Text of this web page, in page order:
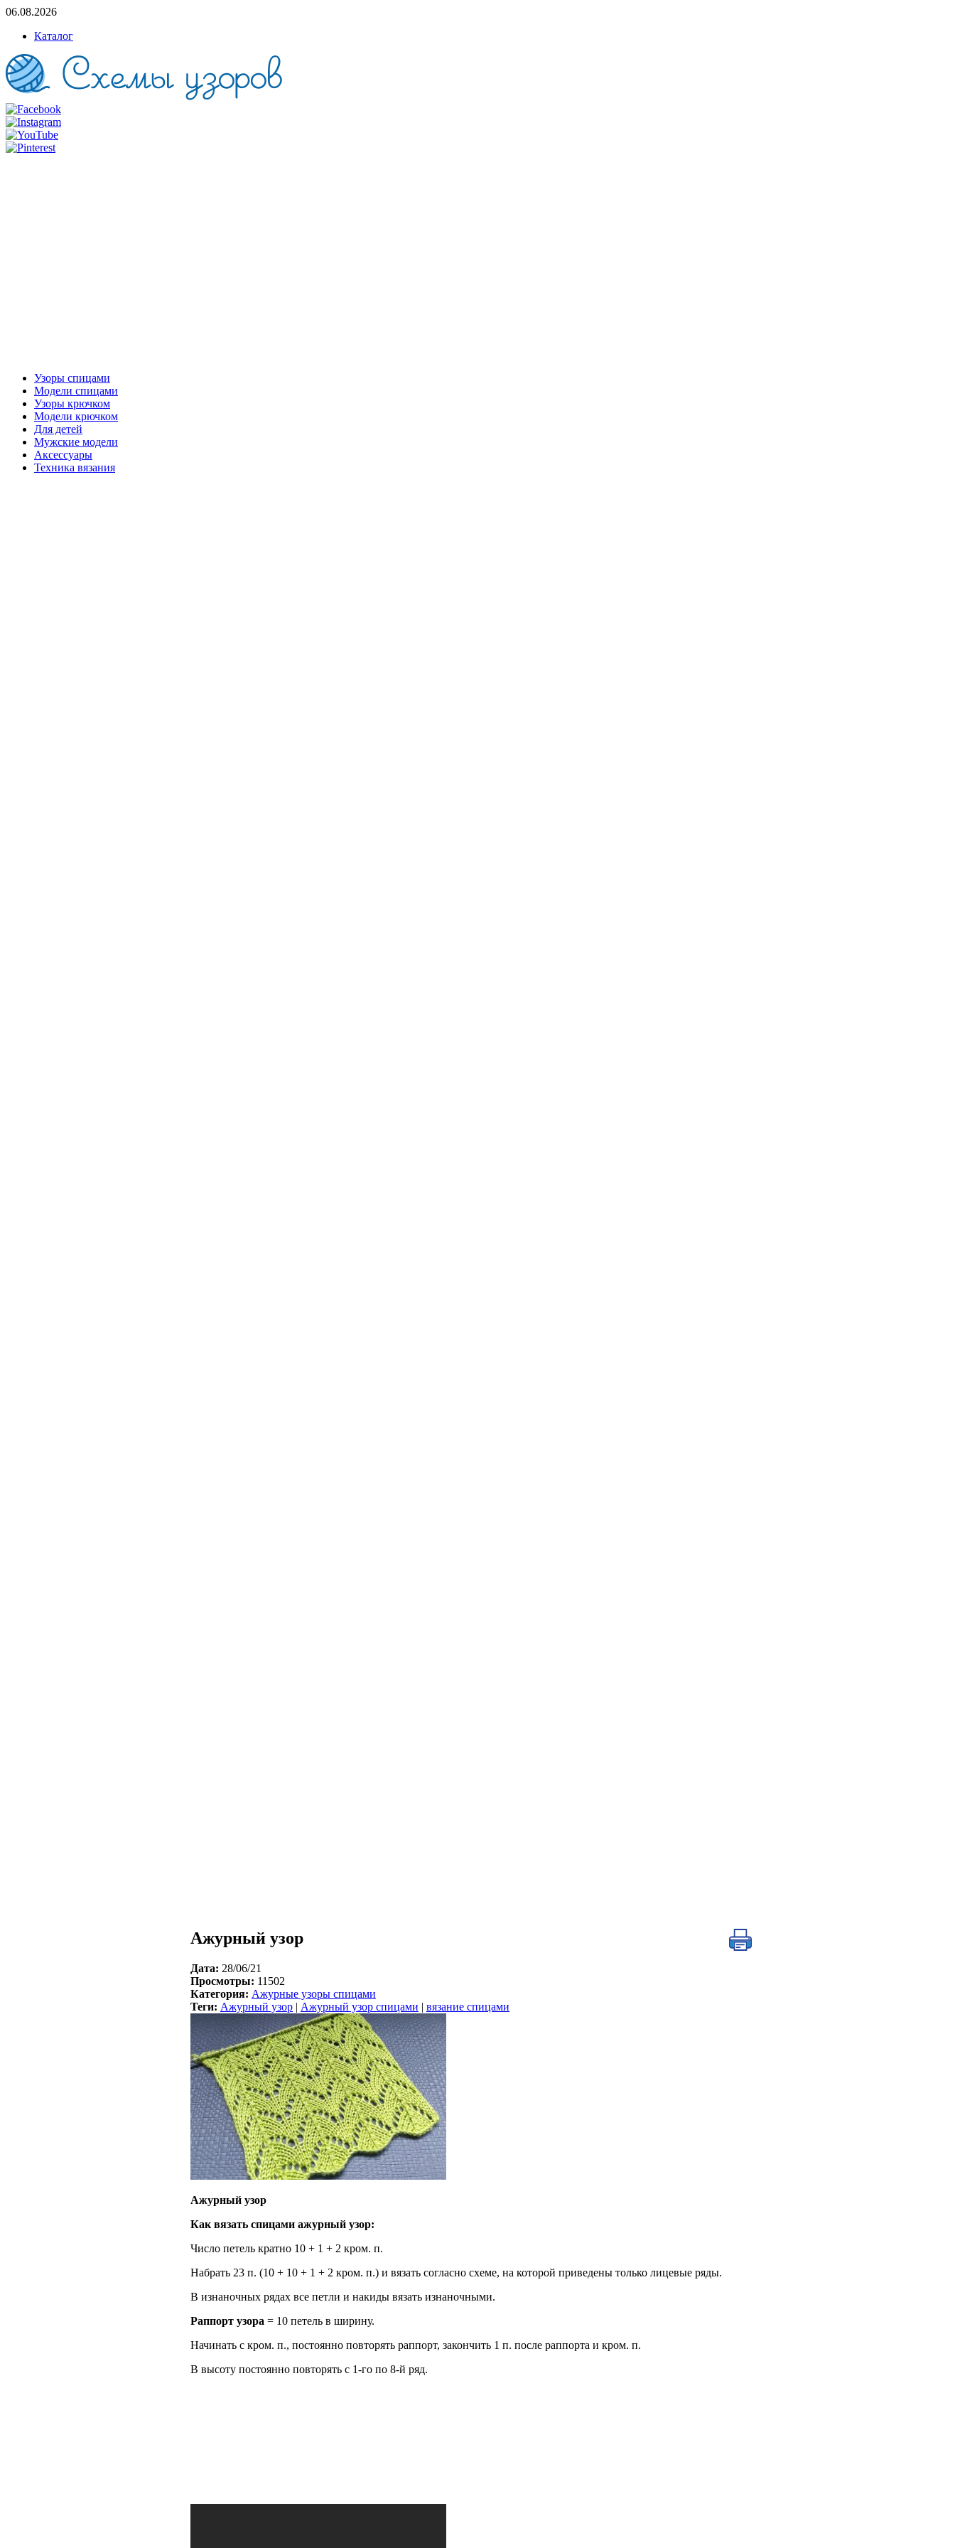
06.08.2026
Каталог
Узоры спицами
Модели спицами
Узоры крючком
Модели крючком
Для детей
Мужские модели
Аксессуары
Техника вязания
Ажурный узор
Дата: 28/06/21
Просмотры: 11502
Категория: Ажурные узоры спицами
Теги: Ажурный узор | Ажурный узор спицами | вязание спицами
Ажурный узор
Как вязать спицами ажурный узор:
Число петель кратно 10 + 1 + 2 кром. п.
Набрать 23 п. (10 + 10 + 1 + 2 кром. п.) и вязать согласно схеме, на которой приведены только лицевые ряды.
В изнаночных рядах все петли и накиды вязать изнаночными.
Раппорт узора = 10 петель в ширину.
Начинать с кром. п., постоянно повторять раппорт, закончить 1 п. после раппорта и кром. п.
В высоту постоянно повторять с 1-го по 8-й ряд.